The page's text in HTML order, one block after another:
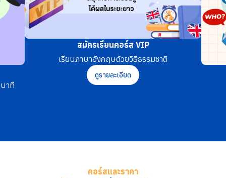
าที
สมัครเรียนคอร์ส VIP
เรียนภาษาอังกฤษด้วยวิธีธรรมชาติ
ดูรายละเอียด
คอร์สและราคา